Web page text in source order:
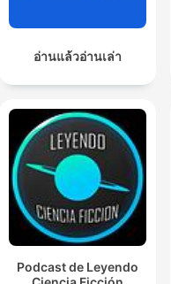
อ่านแล้วอ่านเล่า
Podcast de Leyendo